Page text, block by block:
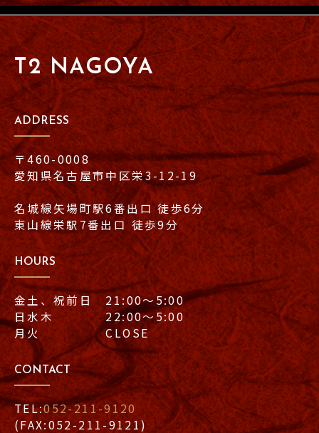
T2 NAGOYA
ADDRESS
〒460-0008
愛知県名古屋市中区栄3-12-19
名城線矢場町駅6番出口 徒歩6分
東山線栄駅7番出口 徒歩9分
HOURS
金土、祝前日 21:00〜5:00
日水木 22:00〜5:00
月火 CLOSE
CONTACT
TEL:052-211-9120
(FAX:052-211-9121)